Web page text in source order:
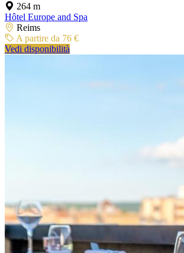
264 m
Hôtel Europe and Spa
Reims
A partire da 76 €
Vedi disponibilità